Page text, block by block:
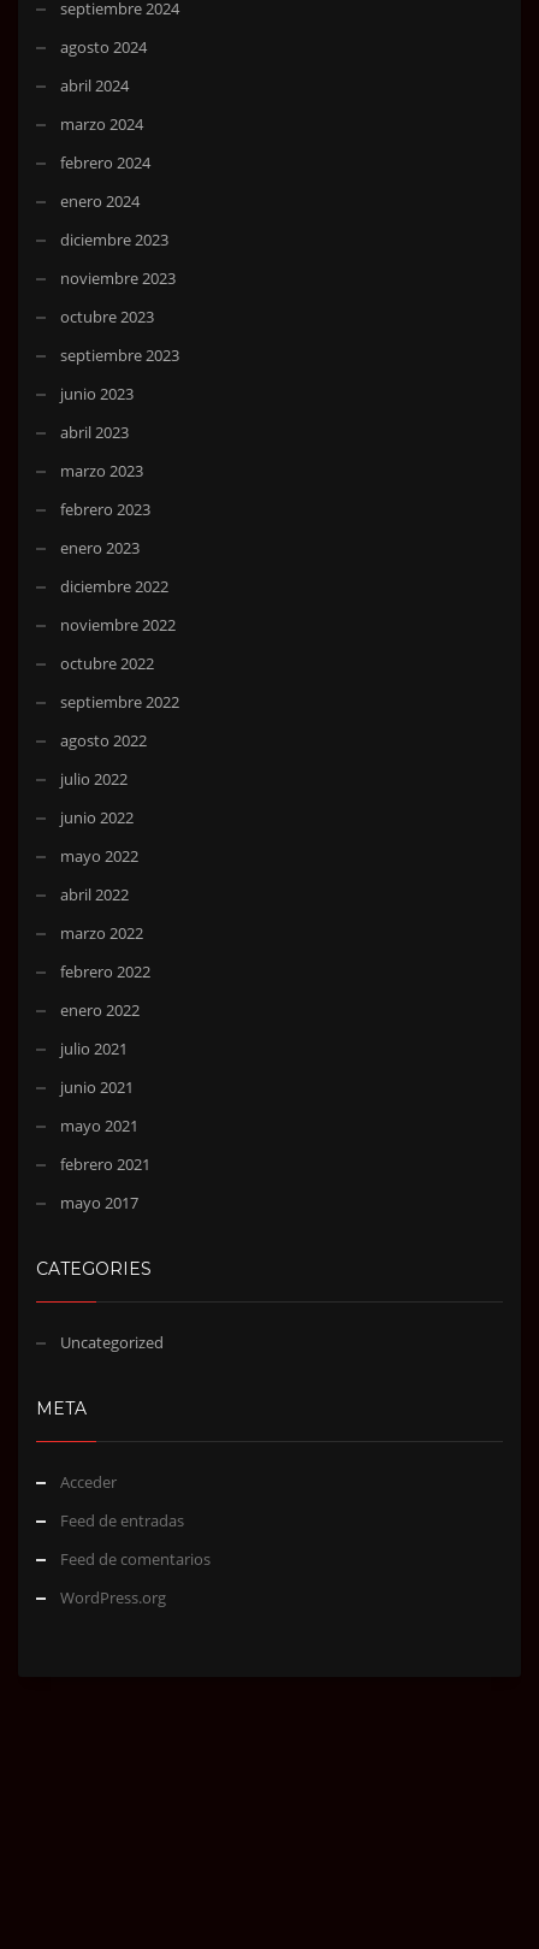
septiembre 2024
agosto 2024
abril 2024
marzo 2024
febrero 2024
enero 2024
diciembre 2023
noviembre 2023
octubre 2023
septiembre 2023
junio 2023
abril 2023
marzo 2023
febrero 2023
enero 2023
diciembre 2022
noviembre 2022
octubre 2022
septiembre 2022
agosto 2022
julio 2022
junio 2022
mayo 2022
abril 2022
marzo 2022
febrero 2022
enero 2022
julio 2021
junio 2021
mayo 2021
febrero 2021
mayo 2017
CATEGORIES
Uncategorized
META
Acceder
Feed de entradas
Feed de comentarios
WordPress.org